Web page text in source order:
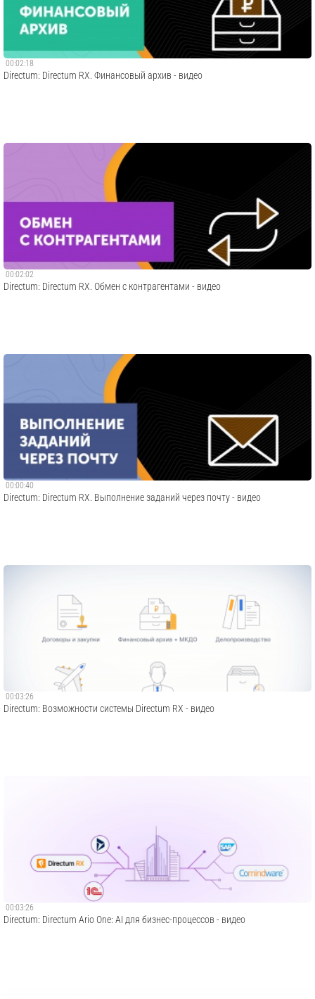
00:02:18
Directum: Directum RX. Финансовый архив - видео
00:02:02
Directum: Directum RX. Обмен с контрагентами - видео
00:00:40
Directum: Directum RX. Выполнение заданий через почту - видео
00:03:26
Directum: Возможности системы Directum RX - видео
00:03:26
Directum: Directum Ario One: AI для бизнес-процессов - видео